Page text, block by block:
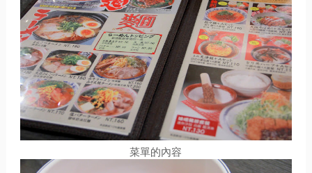
菜單的內容